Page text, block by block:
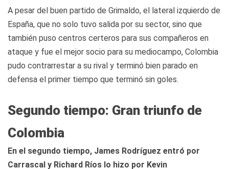
A pesar del buen partido de Grimaldo, el lateral izquierdo de
España, que no solo tuvo salida por su sector, sino que
también puso centros certeros para sus compañeros en
ataque y fue el mejor socio para su mediocampo, Colombia
pudo contrarrestar a su rival y terminó bien parado en
defensa el primer tiempo que terminó sin goles.
Segundo tiempo: Gran triunfo de
Colombia
En el segundo tiempo, James Rodríguez entró por
Carrascal y Richard Ríos lo hizo por Kevin